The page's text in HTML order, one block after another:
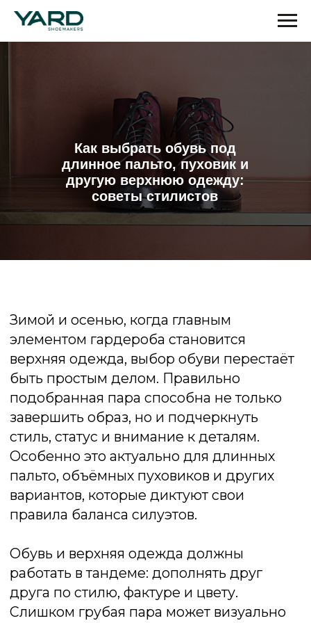
Как выбрать обувь под
длинное пальто, пуховик и
другую верхнюю одежду:
советы стилистов
Зимой и осенью, когда главным
стиль, статус и внимание к деталям.
Особенно это актуально для длинных
пальто, объёмных пуховиков и других
вариантов, которые диктуют свои
правила баланса силуэтов.
Обувь и верхняя одежда должны
работать в тандеме: дополнять друг
друга по стилю, фактуре и цвету.
Слишком грубая пара может визуально
утяжелить образ, а слишком лёгкая —
выглядеть неуместно на фоне плотных
тканей. Здесь важно учитывать не только
моду, но и особенности фигуры, тип
верхней одежды и даже погодные
условия.
В этой статье мы разберёмся, какие
модели обуви лучше всего сочетаются с
пальто, пуховиками, парками и другими
вариантами зимнего гардероба. А также
дадим рекомендации, как не ошибиться
в выборе и выглядеть актуально, удобно